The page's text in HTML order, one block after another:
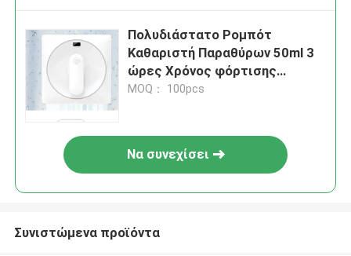
Πολυδιάστατο Ρομπότ
Καθαριστή Παραθύρων 50ml 3
ώρες Χρόνος φόρτισης
Τρόποι Καθαρισμού Τείχης
MOQ： 100pcs
Να συνεχίσει
Συνιστώμενα προϊόντα